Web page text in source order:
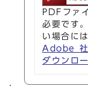
PDFファ
必要です
い場合には
Adobe
ダウンロ